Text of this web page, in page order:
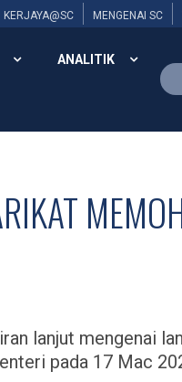
KERJAYA@SC MENGENAI SC
ANALITIK
lanjut mengenai
pada 17 Mac